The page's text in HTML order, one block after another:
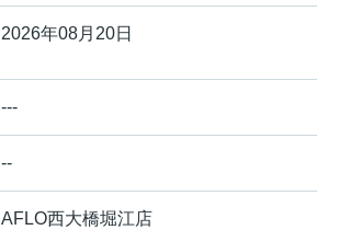
2026年08月20日
---
--
AFLO西大橋堀江店